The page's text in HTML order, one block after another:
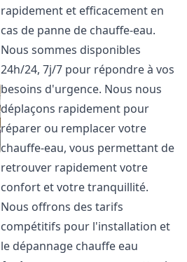
rapidement et efficacement en
cas de panne de chauffe-eau.
Nous sommes disponibles
24h/24, 7j/7 pour répondre à vos
besoins d'urgence. Nous nous
déplaçons rapidement pour
réparer ou remplacer votre
chauffe-eau, vous permettant de
retrouver rapidement votre
confort et votre tranquillité.
Nous offrons des tarifs
compétitifs pour l'installation et
le dépannage chauffe eau